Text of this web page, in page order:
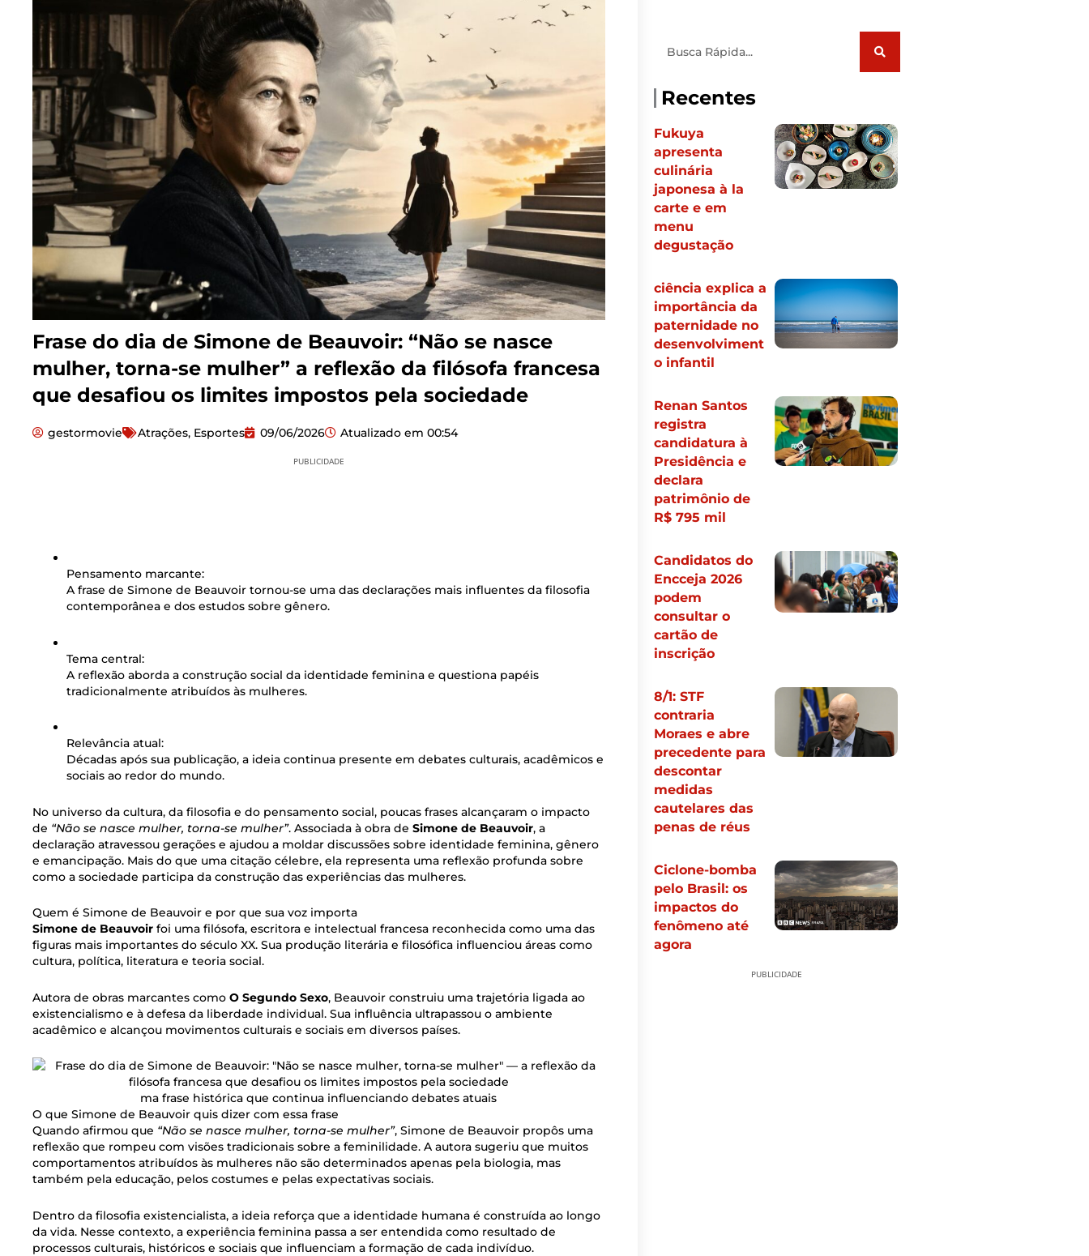
Frase do dia de Simone de Beauvoir: “Não se nasce
mulher, torna-se mulher” a reflexão da filósofa francesa
que desafiou os limites impostos pela sociedade
gestormovie Atrações, Esportes 09/06/2026 Atualizado em 00:54
PUBLICIDADE
Pensamento marcante:
A frase de Simone de Beauvoir tornou-se uma das declarações mais influentes da filosofia
contemporânea e dos estudos sobre gênero.
Tema central:
A reflexão aborda a construção social da identidade feminina e questiona papéis
tradicionalmente atribuídos às mulheres.
Relevância atual:
Décadas após sua publicação, a ideia continua presente em debates culturais, acadêmicos e
sociais ao redor do mundo.
No universo da cultura, da filosofia e do pensamento social, poucas frases alcançaram o impacto
de “Não se nasce mulher, torna-se mulher”. Associada à obra de Simone de Beauvoir, a
declaração atravessou gerações e ajudou a moldar discussões sobre identidade feminina, gênero
e emancipação. Mais do que uma citação célebre, ela representa uma reflexão profunda sobre
como a sociedade participa da construção das experiências das mulheres.
Quem é Simone de Beauvoir e por que sua voz importa
Simone de Beauvoir foi uma filósofa, escritora e intelectual francesa reconhecida como uma das
figuras mais importantes do século XX. Sua produção literária e filosófica influenciou áreas como
cultura, política, literatura e teoria social.
Autora de obras marcantes como O Segundo Sexo, Beauvoir construiu uma trajetória ligada ao
existencialismo e à defesa da liberdade individual. Sua influência ultrapassou o ambiente
acadêmico e alcançou movimentos culturais e sociais em diversos países.
ma frase histórica que continua influenciando debates atuais
O que Simone de Beauvoir quis dizer com essa frase
Quando afirmou que “Não se nasce mulher, torna-se mulher”, Simone de Beauvoir propôs uma
reflexão que rompeu com visões tradicionais sobre a feminilidade. A autora sugeriu que muitos
comportamentos atribuídos às mulheres não são determinados apenas pela biologia, mas
também pela educação, pelos costumes e pelas expectativas sociais.
Dentro da filosofia existencialista, a ideia reforça que a identidade humana é construída ao longo
da vida. Nesse contexto, a experiência feminina passa a ser entendida como resultado de
processos culturais, históricos e sociais que influenciam a formação de cada indivíduo.
Recentes
Fukuya
apresenta
culinária
japonesa à la
carte e em
menu
degustação
ciência explica a
importância da
paternidade no
desenvolviment
o infantil
Renan Santos
registra
candidatura à
Presidência e
declara
patrimônio de
R$ 795 mil
Candidatos do
Encceja 2026
podem
consultar o
cartão de
inscrição
8/1: STF
contraria
Moraes e abre
precedente para
descontar
medidas
cautelares das
penas de réus
Ciclone-bomba
pelo Brasil: os
impactos do
fenômeno até
agora
PUBLICIDADE